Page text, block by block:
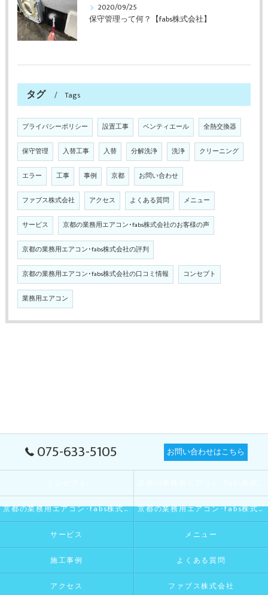
2020/09/25
保守管理って何？【fabs株式会社】
タグ Tags
プライバシーポリシー 設置工事 ベンティエール 全熱交換器
保守管理 入替工事 入替 分解洗浄 洗浄 クリーニング
エラー 工事 事例 京都 お問い合わせ
ファブス株式会社 アクセス よくある質問 メニュー
サービス 京都の業務用エアコン･fabs株式会社のお客様の声
京都の業務用エアコン･fabs株式会社の評判
京都の業務用エアコン･fabs株式会社の口コミ情報 コンセプト
業務用エアコン
075-633-5105 お問い合わせはこちら
京都の業務用エアコン･fabs株式会社の評判 京都の業務用エアコン･fabs株式会社のお客様の声
サービス メニュー
施工事例 よくある質問
アクセス ファブス株式会社